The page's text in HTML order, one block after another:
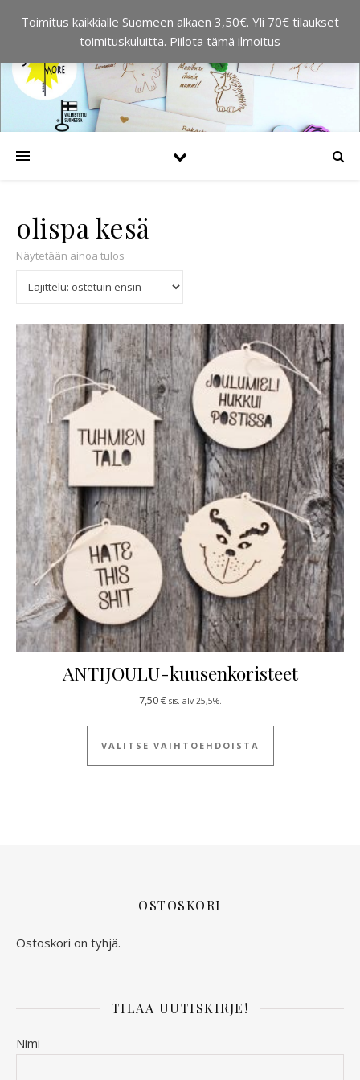
olispa kesä
Näytetään ainoa tulos
ANTIJOULU-kuusenkoristeet
7,50€ sis. alv 25,5%.
VALITSE VAIHTOEHDOISTA
Tällä tuotteella
OSTOSKORI
Ostoskori on tyhjä.
TILAA UUTISKIRJE!
Nimi
Toimitus kaikkialle Suomeen alkaen 3,50€. Yli 70€ tilaukset
toimituskuluitta. Piilota tämä ilmoitus